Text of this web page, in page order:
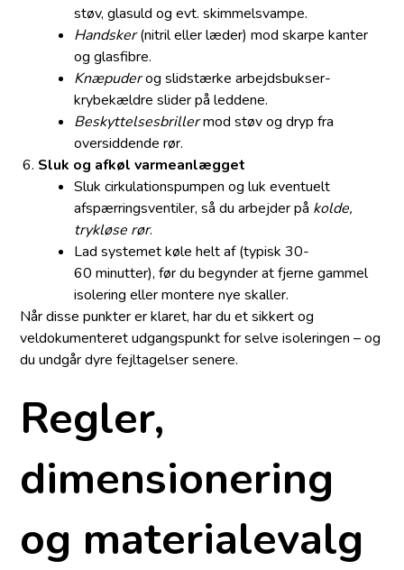
støv, glasuld og evt. skimmelsvampe.
Handsker(nitril eller læder) mod skarpe kanter
og glasfibre.
Knæpuderog slidstærke arbejdsbukser-
krybekældre slider på leddene.
Beskyttelsesbrillermod støv og dryp fra
oversiddende rør.
Sluk og afkøl varmeanlægget
Sluk cirkulationspumpen og luk eventuelt
afspærringsventiler, så du arbejder på kolde,
trykløse rør.
Lad systemet køle helt af (typisk 30-
60 minutter), før du begynder at fjerne gammel
isolering eller montere nye skaller.
Når disse punkter er klaret, har du et sikkert og
veldokumenteret udgangspunkt for selve isoleringen – og
du undgår dyre fejltagelser senere.
Regler,
dimensionering
og materialevalg